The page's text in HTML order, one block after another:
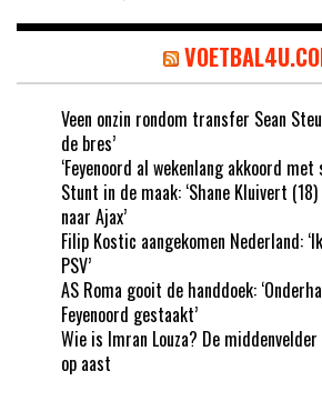
Veen onzin rondom transfer Sean
de bres’
‘Feyenoord al wekenlang akkoord met
Stunt in de maak: ‘Shane Kluivert
naar Ajax’
Filip Kostic aangekomen Nederland:
PSV’
AS Roma gooit de handdoek:
Feyenoord gestaakt’
Wie is Imran Louza? De
op aast